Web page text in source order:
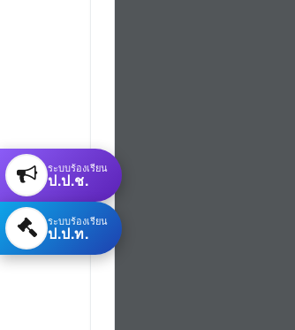
ระบบร้องเรียน
ป.ป.ช.
ระบบร้องเรียน
ป.ป.ท.